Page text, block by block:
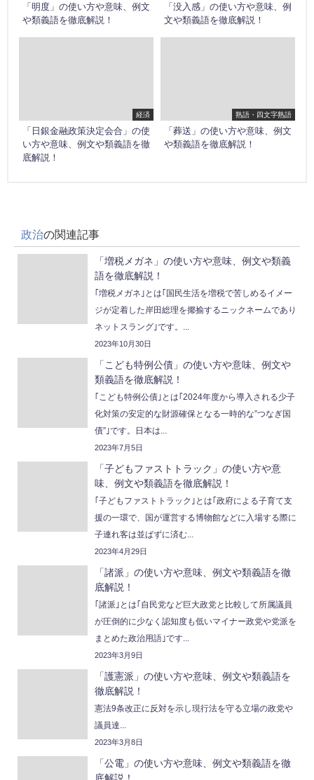
「明度」の使い方や意味、例文
や類義語を徹底解説！
「没入感」の使い方や意味、例
文や類義語を徹底解説！
経済
「日銀金融政策決定会合」の使
い方や意味、例文や類義語を徹
底解説！
熟語・四文字熟語
「葬送」の使い方や意味、例文
や類義語を徹底解説！
政治の関連記事
「増税メガネ」の使い方や意味、例文や類義
語を徹底解説！
｢増税メガネ｣とは｢国民生活を増税で苦しめるイメー
ジが定着した岸田総理を揶揄するニックネームであり
ネットスラング｣です。...
2023年10月30日
「こども特例公債」の使い方や意味、例文や
類義語を徹底解説！
｢こども特例公債｣とは｢2024年度から導入される少子
化対策の安定的な財源確保となる一時的な”つなぎ国
債”｣です。日本は...
2023年7月5日
「子どもファストトラック」の使い方や意
味、例文や類義語を徹底解説！
｢子どもファストトラック｣とは｢政府による子育て支
援の一環で、国が運営する博物館などに入場する際に
子連れ客は並ばずに済む...
2023年4月29日
「諸派」の使い方や意味、例文や類義語を徹
底解説！
｢諸派｣とは｢自民党など巨大政党と比較して所属議員
が圧倒的に少なく認知度も低いマイナー政党や党派を
まとめた政治用語｣です...
2023年3月9日
「護憲派」の使い方や意味、例文や類義語を
徹底解説！
憲法9条改正に反対を示し現行法を守る立場の政党や
議員達...
2023年3月8日
「公電」の使い方や意味、例文や類義語を徹
底解説！